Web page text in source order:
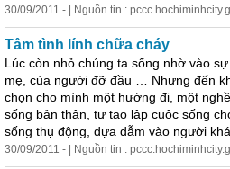
30/09/2011 - | Nguồn tin :
Tâm tình lính chữa cháy
Lúc còn nhỏ chúng ta sống nhờ vào
mẹ, của người đỡ đầu … Nhưng đến
chọn cho mình một hướng đi, một
sống bản thân, tự tạo lập cuộc sống
sống thụ động, dựa dẫm vào người
30/09/2011 - | Nguồn tin :